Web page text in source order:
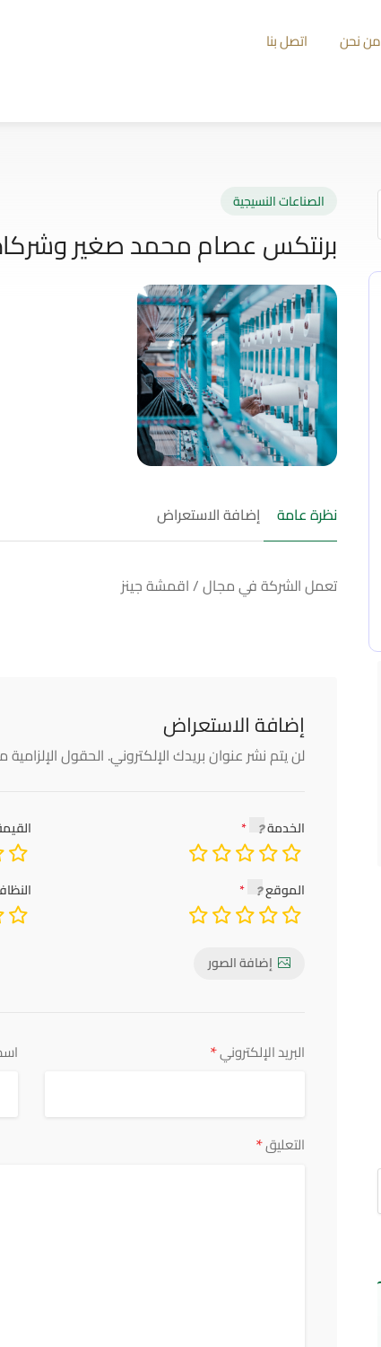
من نحن اتصل بنا
الصناعات النسيجية
برنتكس عصام محمد صغير
نظرة عامة إضافة الاستعراض
تعمل الشركة في مجال / اقمشة جينز
إضافة الاستعراض
لن يتم نشر عنوان بريدك الإلكتروني. الحقول الإلزامية
الخدمة
الموقع
إضافة الصور
البريد الإلكتروني*
التعليق*